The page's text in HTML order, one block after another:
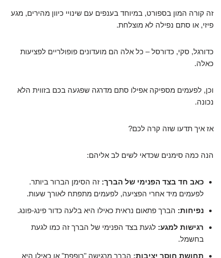
זה קורה המון בספורט, במיוחד בענפים עם שינויי כיוון מהירים, מגע
פיזי, או סתם נפילה לא מוצלחת.
כדורגל, סקי, כדורסל – כל אלה הם מועדונים פופולריים לפציעות
כאלה.
וכן, לפעמים מספיקה אפילו סתם מדרגה שפגעה בכם בזווית הלא
נכונה.
אז איך תדעו שזה קרה לכם?
הנה כמה סימנים שכדאי לשים לב אליהם:
כאב חד בצד הפנימי של הברך: זה הסימן הברור ביותר.
לפעמים מיד אחרי הפציעה, לפעמים מתפתח לאורך שעות.
נפיחות: הברך פתאום נראית כאילו היא בלעה כדור פינג-פונג.
רגישות למגע: לגעת בצד הפנימי של הברך זה כמו לגעת
בחשמל.
תחושת חוסר יציבות: הברך מרגישה "רופפת" או כאילו היא